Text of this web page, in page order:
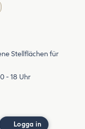
Stellflächen für
- 18 Uhr
Logga in